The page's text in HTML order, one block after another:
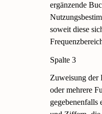
ergänzende
soweit diese
Spalte 3
Zuweisung der
oder mehrere
gegebenenfalls